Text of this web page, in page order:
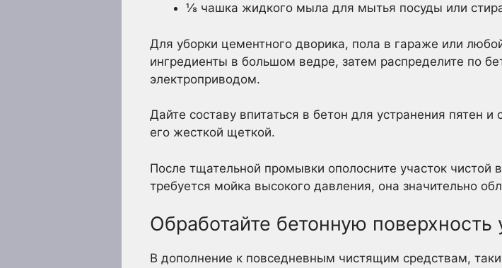
⅛ чашка жидкого мыла для мытья посуды или
Для уборки цементного дворика, пола в гараже или
ингредиенты в большом ведре, затем распределите по
электроприводом.
Дайте составу впитаться в бетон для устранения
его жесткой щеткой.
После тщательной промывки ополосните участок
требуется мойка высокого давления, она значительно
Обработайте бетонную поверхность
В дополнение к повседневным чистящим средствам,